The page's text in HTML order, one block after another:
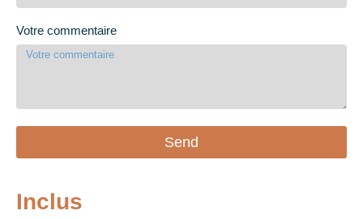
Votre commentaire
Send
Inclus